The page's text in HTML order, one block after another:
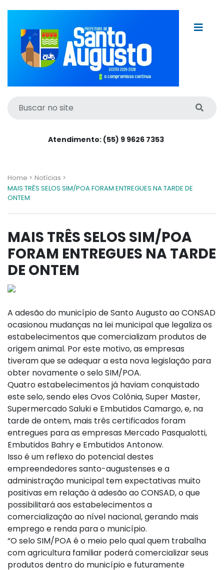
Atendimento: (55) 9 9626 7353
Home > Notícias >
MAIS TRÊS SELOS SIM/POA FORAM ENTREGUES NA TARDE DE
ONTEM
MAIS TRÊS SELOS SIM/POA
FORAM ENTREGUES NA TARDE
DE ONTEM
A adesão do município de Santo Augusto ao CONSAD
ocasionou mudanças na lei municipal que legaliza os
estabelecimentos que comercializam produtos de
origem animal. Por este motivo, as empresas
tiveram que se adequar a esta nova legislação para
obter novamente o selo SIM/POA.
Quatro estabelecimentos já haviam conquistado
este selo, sendo eles Ovos Colônia, Super Master,
Supermercado Saluki e Embutidos Camargo, e, na
tarde de ontem, mais três certificados foram
entregues para as empresas Mercado Pasqualotti,
Embutidos Bahry e Embutidos Antonow.
Isso é um reflexo do potencial destes
empreendedores santo-augustenses e a
administração municipal tem expectativas muito
positivas em relação à adesão ao CONSAD, o que
possibilitará aos estabelecimentos a
comercialização ao nível nacional, gerando mais
emprego e renda para o município.
“O selo SIM/POA é o meio pelo qual quem trabalha
com agricultura familiar poderá comercializar seus
produtos dentro do município e futuramente